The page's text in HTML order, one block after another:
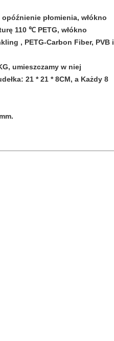
płomienia, włókno
110 ℃ PETG, włókno
, PETG-Carbon Fiber, PVB i
umieszczamy w niej
21 * 21 * 8CM, a Każdy 8